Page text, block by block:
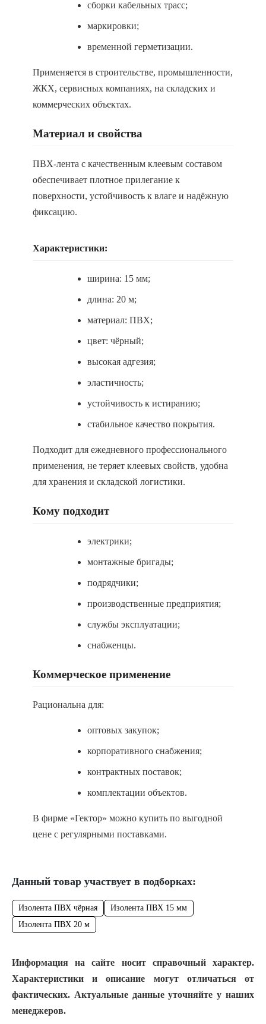
сборки кабельных трасс;
маркировки;
временной герметизации.
Применяется в строительстве, промышленности,
ЖКХ, сервисных компаниях, на складских и
коммерческих объектах.
Материал и свойства
ПВХ-лента с качественным клеевым составом
обеспечивает плотное прилегание к
поверхности, устойчивость к влаге и надёжную
фиксацию.
Характеристики:
ширина: 15 мм;
длина: 20 м;
материал: ПВХ;
цвет: чёрный;
высокая адгезия;
эластичность;
устойчивость к истиранию;
стабильное качество покрытия.
Подходит для ежедневного профессионального
применения, не теряет клеевых свойств, удобна
для хранения и складской логистики.
Кому подходит
электрики;
монтажные бригады;
подрядчики;
производственные предприятия;
службы эксплуатации;
снабженцы.
Коммерческое применение
Рациональна для:
оптовых закупок;
корпоративного снабжения;
контрактных поставок;
комплектации объектов.
В фирме «Гектор» можно купить по выгодной
цене с регулярными поставками.
Данный товар участвует в подборках:
Изолента ПВХ чёрная
Изолента ПВХ 15 мм
Изолента ПВХ 20 м
Информация на сайте носит справочный характер.
Характеристики и описание могут отличаться от
фактических. Актуальные данные уточняйте у наших
менеджеров.